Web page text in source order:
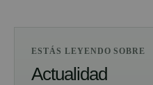
ESTÁS LEYENDO SOBRE
Actualidad